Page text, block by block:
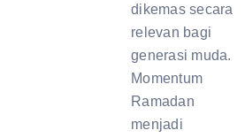
dikemas secara
relevan bagi
generasi muda.
Momentum
Ramadan
menjadi